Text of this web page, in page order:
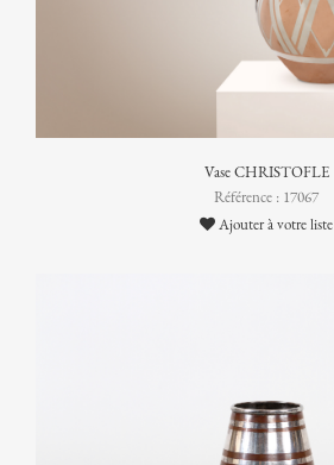
Vase CHRISTOFLE
Référence : 17067
Ajouter à votre liste